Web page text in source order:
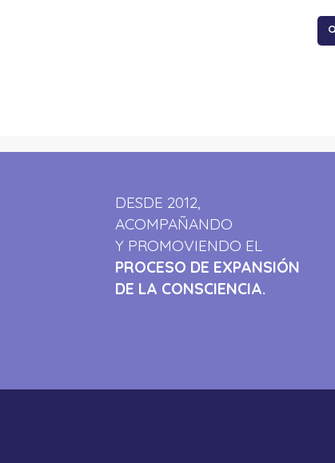
DESDE 2012,
ACOMPAÑANDO
Y PROMOVIENDO EL
PROCESO DE EXPANSIÓN
DE LA CONSCIENCIA.